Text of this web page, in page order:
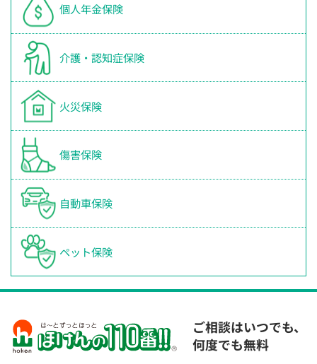
個人年金保険
介護・認知症保険
火災保険
傷害保険
自動車保険
ペット保険
ご相談はいつでも、
何度でも無料